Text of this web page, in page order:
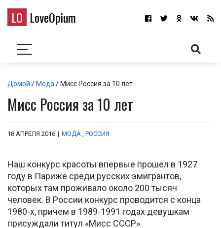
LO LoveOpium
Домой / Мода / Мисс Россия за 10 лет
Мисс Россия за 10 лет
18 АПРЕЛЯ 2016 | МОДА , РОССИЯ
Наш конкурс красоты впервые прошел в 1927
году в Париже среди русских эмигрантов,
которых там проживало около 200 тысяч
человек. В России конкурс проводится с конца
1980-х, причем в 1989-1991 годах девушкам
присуждали титул «Мисс СССР».